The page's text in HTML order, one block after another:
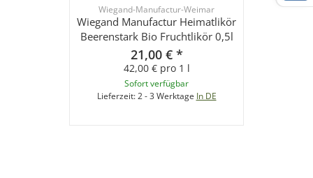
Wiegand-Manufactur-Weimar
Wiegand Manufactur Heimatlikör
Beerenstark Bio Fruchtlikör 0,5l
21,00 € *
42,00 € pro 1 l
Sofort verfügbar
Lieferzeit:2 - 3 Werktage In DE